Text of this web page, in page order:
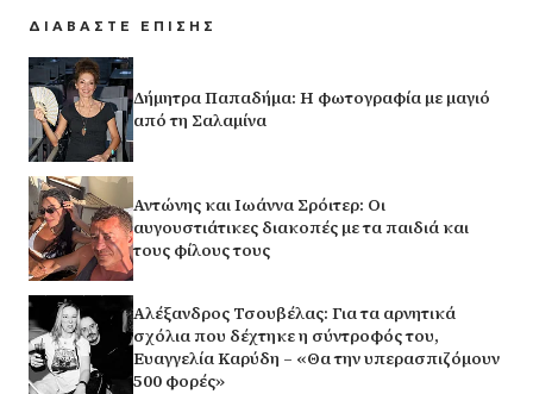
ΔΙΑΒΑΣΤΕ ΕΠΙΣΗΣ
Δήμητρα Παπαδήμα: Η φωτογραφία με μαγιό
από τη Σαλαμίνα
Αντώνης και Ιωάννα Σρόιτερ: Οι
αυγουστιάτικες διακοπές με τα παιδιά και
τους φίλους τους
Αλέξανδρος Τσουβέλας: Για τα αρνητικά
σχόλια που δέχτηκε η σύντροφός του,
Ευαγγελία Καρύδη – «Θα την υπερασπιζόμουν
500 φορές»